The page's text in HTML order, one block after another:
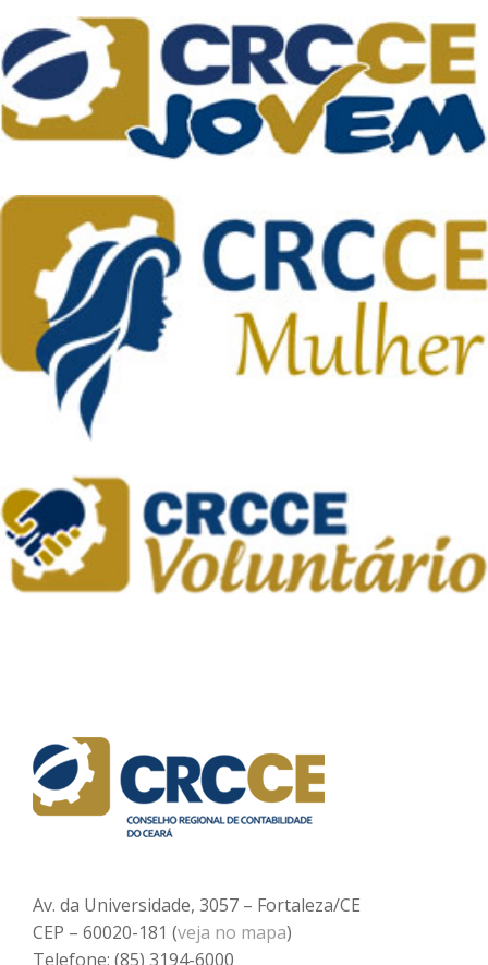
Av. da Universidade, 3057 – Fortaleza/CE
CEP – 60020-181 (veja no mapa)
Telefone: (85) 3194-6000